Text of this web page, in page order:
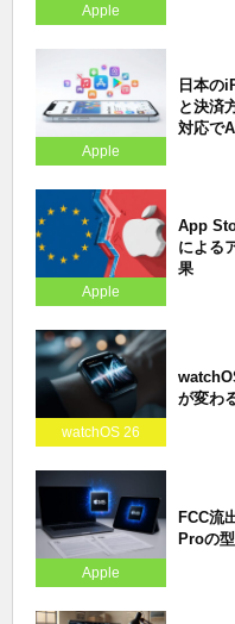
Apple
Apple
日本の
と決済
対応で
Apple
App
による
果
watchOS 26
が変わ
Apple
FCC流
Proの